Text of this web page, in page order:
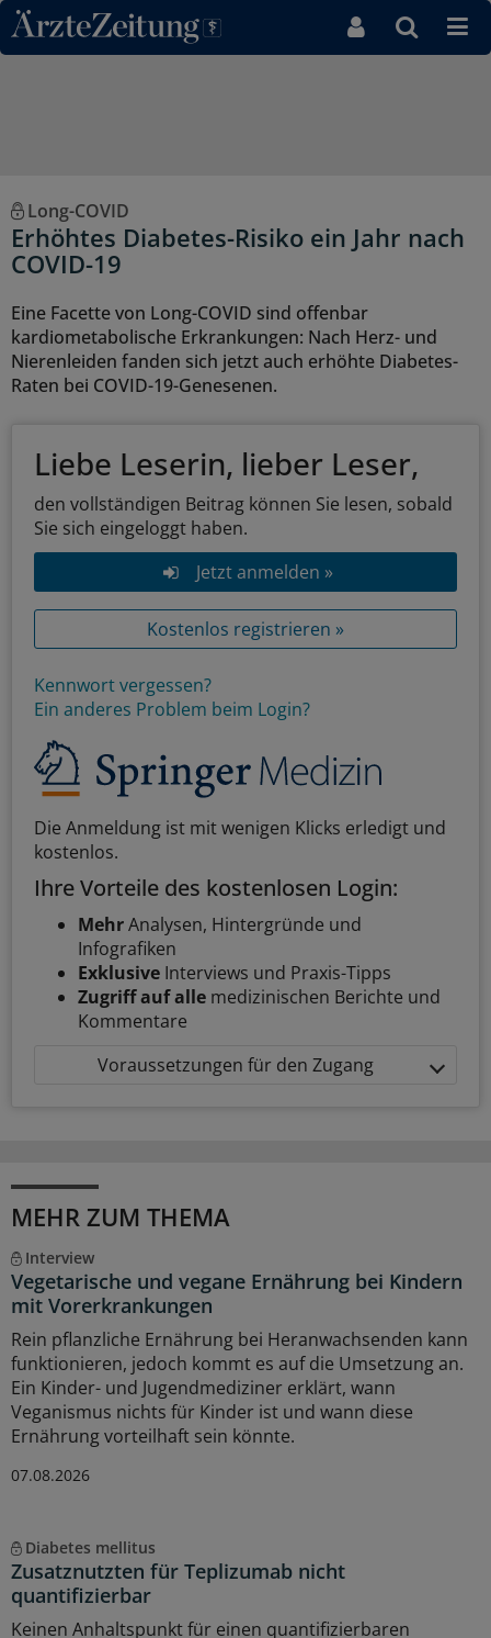
Direkt zum Inhaltsbereich
Long-COVID
Erhöhtes Diabetes-Risiko ein Jahr nach
COVID-19
Eine Facette von Long-COVID sind offenbar
kardiometabolische Erkrankungen: Nach Herz- und
Nierenleiden fanden sich jetzt auch erhöhte Diabetes-
Raten bei COVID-19-Genesenen.
Liebe Leserin, lieber Leser,
den vollständigen Beitrag können Sie lesen, sobald
Sie sich eingeloggt haben.
Jetzt anmelden »
Kostenlos registrieren »
Kennwort vergessen?
Ein anderes Problem beim Login?
Die Anmeldung ist mit wenigen Klicks erledigt und
kostenlos.
Ihre Vorteile des kostenlosen Login:
MehrAnalysen, Hintergründe und
Infografiken
Exklusive Interviews und Praxis-Tipps
Zugriff auf alle medizinischen Berichte und
Kommentare
Voraussetzungen für den Zugang
MEHR ZUM THEMA
Interview
Vegetarische und vegane Ernährung bei Kindern
mit Vorerkrankungen
Rein pflanzliche Ernährung bei Heranwachsenden kann
funktionieren, jedoch kommt es auf die Umsetzung an.
Ein Kinder- und Jugendmediziner erklärt, wann
Veganismus nichts für Kinder ist und wann diese
Ernährung vorteilhaft sein könnte.
07.08.2026
Diabetes mellitus
Zusatznutzten für Teplizumab nicht
quantifizierbar
Keinen Anhaltspunkt für einen quantifizierbaren